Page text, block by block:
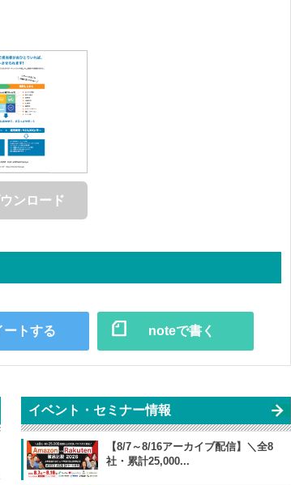
ンロード
ートする noteで書く
イベント・セミナー情報
【8/7～8/16アーカイブ配信】＼全8
社・累計25,000...